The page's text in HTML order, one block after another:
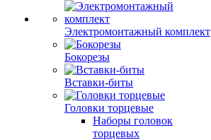
Электромонтажный комплект
Бокорезы
Вставки-биты
Головки торцевые
Наборы головок
торцевых